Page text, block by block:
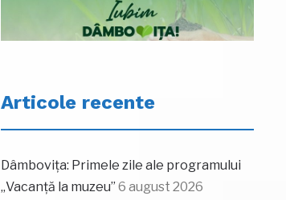
Articole recente
Dâmbovița: Primele zile ale programului
„Vacanță la muzeu” 6 august 2026